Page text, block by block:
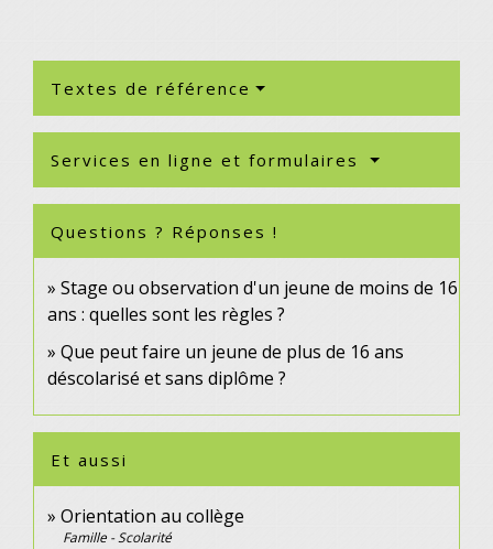
Textes de référence
Services en ligne et formulaires
Questions ? Réponses !
Stage ou observation d'un jeune de moins de 16
ans : quelles sont les règles ?
Que peut faire un jeune de plus de 16 ans
déscolarisé et sans diplôme ?
Et aussi
Orientation au collège
Famille - Scolarité